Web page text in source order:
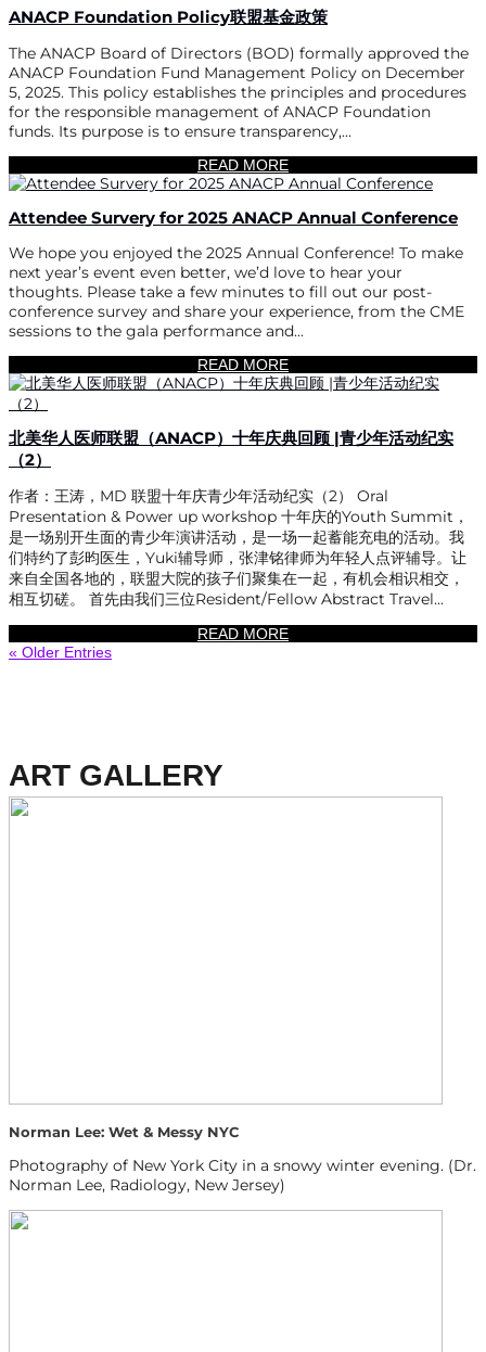
ANACP Foundation Policy联盟基金政策
The ANACP Board of Directors (BOD) formally approved the
ANACP Foundation Fund Management Policy on December
5, 2025. This policy establishes the principles and procedures
for the responsible management of ANACP Foundation
funds. Its purpose is to ensure transparency,...
READ MORE
Attendee Survery for 2025 ANACP Annual Conference
We hope you enjoyed the 2025 Annual Conference! To make
next year’s event even better, we’d love to hear your
thoughts. Please take a few minutes to fill out our post-
conference survey and share your experience, from the CME
sessions to the gala performance and...
READ MORE
北美华人医师联盟（ANACP）十年庆典回顾 |青少年活动纪实
（2）
作者：王涛，MD 联盟十年庆青少年活动纪实（2） Oral
Presentation & Power up workshop 十年庆的Youth Summit，
是一场别开生面的青少年演讲活动，是一场一起蓄能充电的活动。我
们特约了彭昀医生，Yuki辅导师，张津铭律师为年轻人点评辅导。让
来自全国各地的，联盟大院的孩子们聚集在一起，有机会相识相交，
相互切磋。 首先由我们三位Resident/Fellow Abstract Travel...
READ MORE
« Older Entries
ART GALLERY
Norman Lee: Wet & Messy NYC
Photography of New York City in a snowy winter evening. (Dr.
Norman Lee, Radiology, New Jersey)